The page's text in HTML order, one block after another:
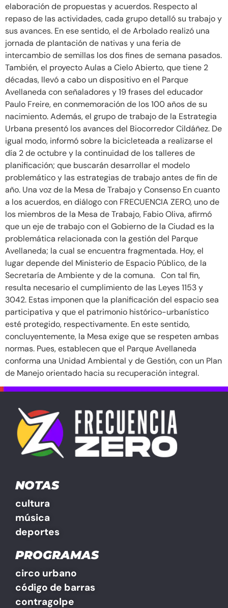
elaboración de propuestas y acuerdos. Respecto al
repaso de las actividades, cada grupo detalló su trabajo y
sus avances. En ese sentido, el de Arbolado realizó una
jornada de plantación de nativas y una feria de
intercambio de semillas los dos fines de semana pasados.
También, el proyecto Aulas a Cielo Abierto, que tiene 2
décadas, llevó a cabo un dispositivo en el Parque
Avellaneda con señaladores y 19 frases del educador
Paulo Freire, en conmemoración de los 100 años de su
nacimiento. Además, el grupo de trabajo de la Estrategia
Urbana presentó los avances del Biocorredor Cildáñez. De
igual modo, informó sobre la bicicleteada a realizarse el
día 2 de octubre y la continuidad de los talleres de
planificación; que buscarán desarrollar el modelo
problemático y las estrategias de trabajo antes de fin de
año. Una voz de la Mesa de Trabajo y Consenso En cuanto
a los acuerdos, en diálogo con FRECUENCIA ZERO, uno de
los miembros de la Mesa de Trabajo, Fabio Oliva, afirmó
que un eje de trabajo con el Gobierno de la Ciudad es la
problemática relacionada con la gestión del Parque
Avellaneda; la cual se encuentra fragmentada. Hoy, el
lugar depende del Ministerio de Espacio Público, de la
Secretaría de Ambiente y de la comuna. Con tal fin,
resulta necesario el cumplimiento de las Leyes 1153 y
3042. Estas imponen que la planificación del espacio sea
participativa y que el patrimonio histórico-urbanístico
esté protegido, respectivamente. En este sentido,
concluyentemente, la Mesa exige que se respeten ambas
normas. Pues, establecen que el Parque Avellaneda
conforma una Unidad Ambiental y de Gestión, con un Plan
de Manejo orientado hacia su recuperación integral.
NOTAS
cultura
música
deportes
PROGRAMAS
circo urbano
código de barras
contragolpe